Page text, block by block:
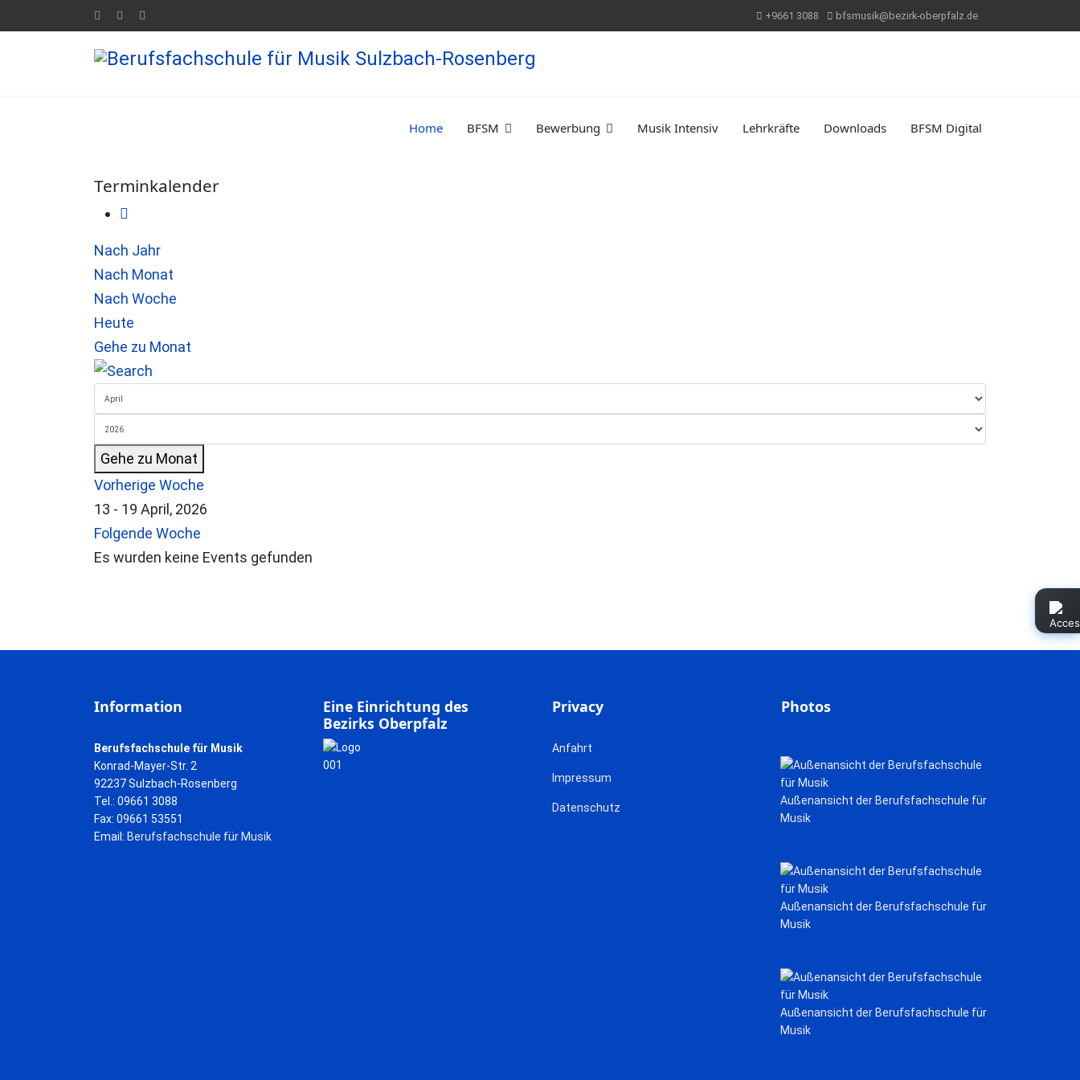
+9661 3088 bfsmusik@bezirk-oberpfalz.de
Home BFSM Bewerbung Musik Intensiv Lehrkräfte Downloads BFSM Digital
Terminkalender
Nach Jahr
Nach Monat
Nach Woche
Heute
Gehe zu Monat
Gehe zu Monat
Vorherige Woche
13 - 19 April, 2026
Folgende Woche
Es wurden keine Events gefunden
Information
Berufsfachschule für Musik
Konrad-Mayer-Str. 2
92237 Sulzbach-Rosenberg
Tel.: 09661 3088
Fax: 09661 53551
Email: Berufsfachschule für Musik
Eine Einrichtung des
Bezirks Oberpfalz
Privacy
Anfahrt
Impressum
Datenschutz
Photos
Außenansicht der Berufsfachschule für
Musik
Außenansicht der Berufsfachschule für
Musik
Außenansicht der Berufsfachschule für
Musik